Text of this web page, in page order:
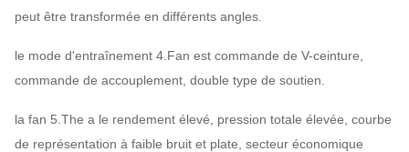
9-11 4D~16D 730~2900 1412~4835
peut être transformée en différents angles.
le mode d'entraînement 4.Fan est commande de V-ceinture,
commande de accouplement, double type de soutien.
la fan 5.The a le rendement élevé, pression totale élevée, courbe
de représentation à faible bruit et plate, secteur économique